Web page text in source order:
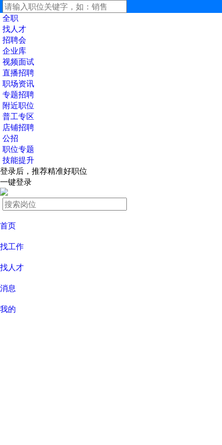
全职
找人才
招聘会
企业库
视频面试
直播招聘
职场资讯
专题招聘
附近职位
普工专区
店铺招聘
公招
职位专题
技能提升
登录后，推荐精准好职位
一键登录
首页
找工作
找人才
消息
我的